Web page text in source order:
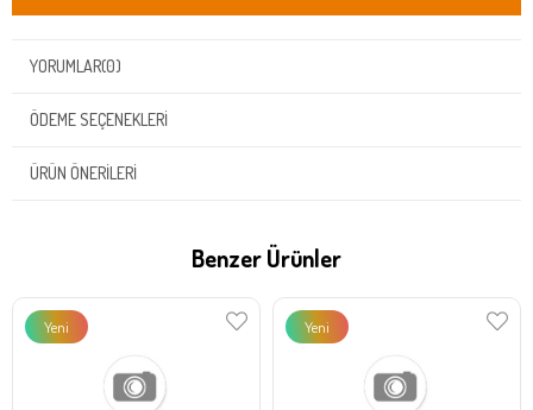
YORUMLAR(0)
ÖDEME SEÇENEKLERI
ÜRÜN ÖNERILERI
Benzer Ürünler
Yeni
Yeni